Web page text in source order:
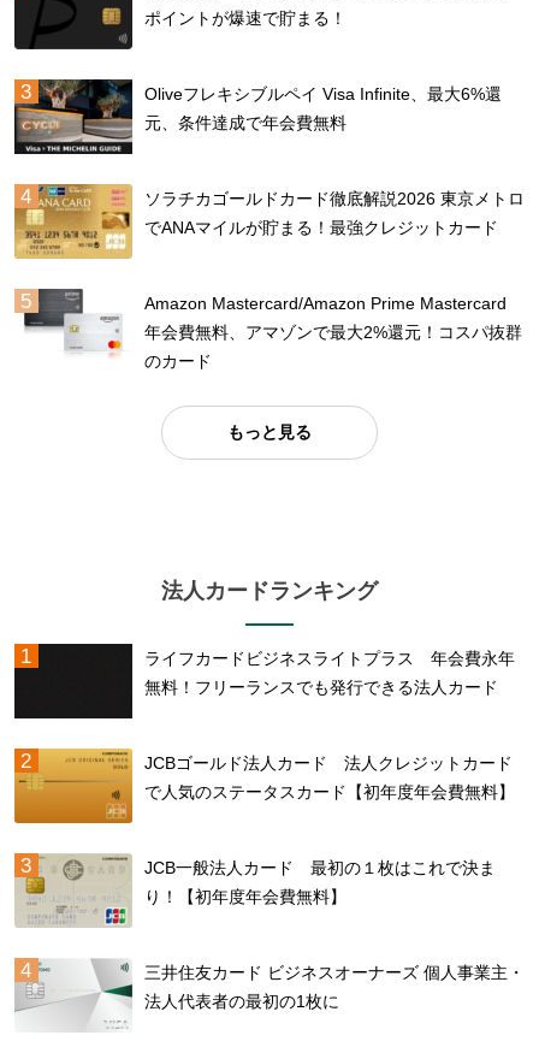
ポイントが爆速で貯まる！
Oliveフレキシブルペイ Visa Infinite、最大6%還
元、条件達成で年会費無料
ソラチカゴールドカード徹底解説2026 東京メトロ
でANAマイルが貯まる！最強クレジットカード
Amazon Mastercard/Amazon Prime Mastercard
年会費無料、アマゾンで最大2%還元！コスパ抜群
のカード
もっと見る
法人カードランキング
ライフカードビジネスライトプラス 年会費永年
無料！フリーランスでも発行できる法人カード
JCBゴールド法人カード 法人クレジットカード
で人気のステータスカード【初年度年会費無料】
JCB一般法人カード 最初の１枚はこれで決ま
り！【初年度年会費無料】
三井住友カード ビジネスオーナーズ 個人事業主・
法人代表者の最初の1枚に